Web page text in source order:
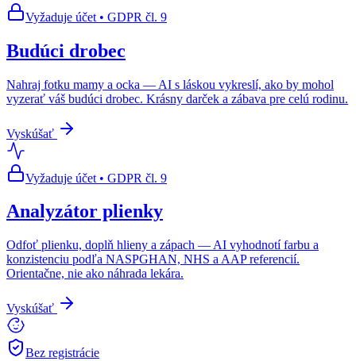
Vyžaduje účet • GDPR čl. 9
Budúci drobec
Nahraj fotku mamy a ocka — AI s láskou vykreslí, ako by mohol
vyzerať váš budúci drobec. Krásny darček a zábava pre celú rodinu.
Vyskúšať
Vyžaduje účet • GDPR čl. 9
Analyzátor plienky
Odfoť plienku, doplň hlieny a zápach — AI vyhodnotí farbu a
konzistenciu podľa NASPGHAN, NHS a AAP referencií.
Orientačne, nie ako náhrada lekára.
Vyskúšať
Bez registrácie